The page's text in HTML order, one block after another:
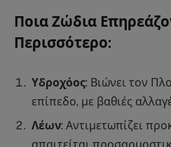
Ποια Ζώδια
Περισσότερο:
Υδροχόος: Βιώνει τον
επίπεδο, με βαθιές
Λέων: Αντιμετωπίζει